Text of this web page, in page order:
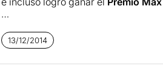
óperas de Mozart en un solo
compuso sobre libretos de
Don Giovannies de una
13/12/2014